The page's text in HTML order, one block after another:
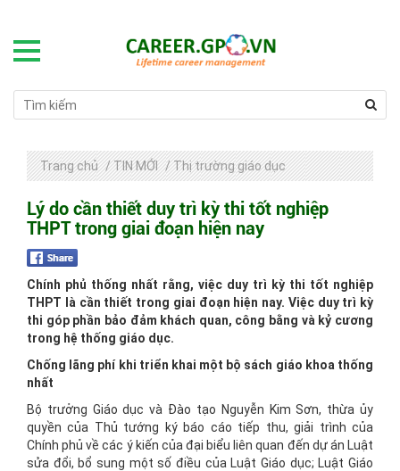
Trang chủ / TIN MỚI / Thị trường giáo dục
Lý do cần thiết duy trì kỳ thi tốt nghiệp
THPT trong giai đoạn hiện nay
Chính phủ thống nhất rằng, việc duy trì kỳ thi tốt nghiệp
THPT là cần thiết trong giai đoạn hiện nay. Việc duy trì kỳ
thi góp phần bảo đảm khách quan, công bằng và kỷ cương
trong hệ thống giáo dục.
Chống lãng phí khi triển khai một bộ sách giáo khoa thống
nhất
Bộ trưởng Giáo dục và Đào tạo Nguyễn Kim Sơn, thừa ủy
quyền của Thủ tướng ký báo cáo tiếp thu, giải trình của
Chính phủ về các ý kiến của đại biểu liên quan đến dự án Luật
sửa đổi, bổ sung một số điều của Luật Giáo dục; Luật Giáo